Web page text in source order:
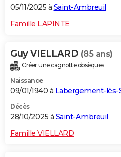
05/11/2025 à Saint-Ambreuil
Famille LAPINTE
Guy VIELLARD (85 ans)
Créer une cagnotte obsèques
Naissance
09/01/1940 à Labergement-lès-
Décès
28/10/2025 à Saint-Ambreuil
Famille VIELLARD